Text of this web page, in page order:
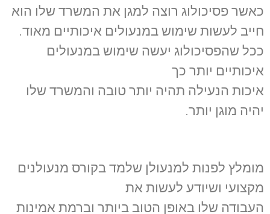
כאשר פסיכולוג רוצה למגן את המשרד שלו הוא
חייב לעשות שימוש במנעולים איכותיים מאוד.
ככל שהפסיכולוג יעשה שימוש במנעולים
איכותיים יותר כך
איכות הנעילה תהיה יותר טובה והמשרד שלו
יהיה מוגן יותר.
מומלץ לפנות למנעולן שלמד בקורס מנעולנים
מקצועי ושיודע לעשות את
העבודה שלו באופן הטוב ביותר וברמת אמינות